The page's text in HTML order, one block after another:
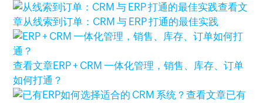
查看文
章从线索到订单：CRM 与 ERP 打通的最佳实践
查看文章ERP + CRM 一体化管理，销售、库存、订单
如何打通？
查看文章已有